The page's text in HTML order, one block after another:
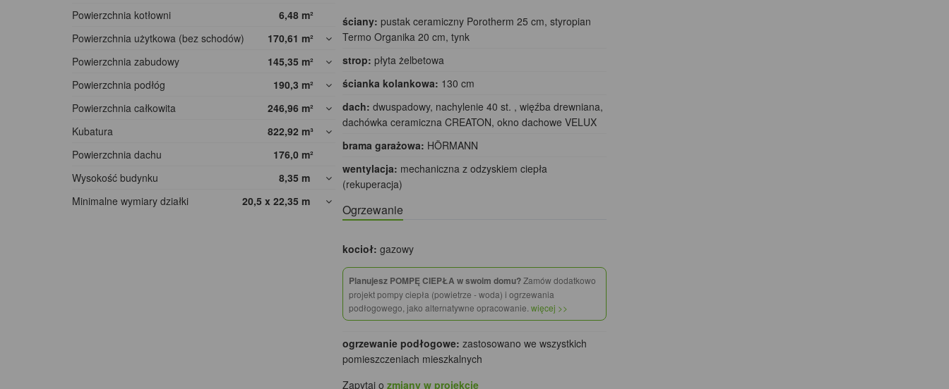
Powierzchnia kotłowni
6,48 m²
Powierzchnia użytkowa (bez schodów)
170,61 m²
Powierzchnia zabudowy
145,35 m²
Powierzchnia podłóg
190,3 m²
Powierzchnia całkowita
246,96 m²
Kubatura
822,92 m³
Powierzchnia dachu
176,0 m²
Wysokość budynku
8,35 m
Minimalne wymiary działki
20,5 x 22,35 m
ściany: pustak ceramiczny Porotherm 25 cm, styropian
Termo Organika 20 cm, tynk
strop: płyta żelbetowa
ścianka kolankowa: 130 cm
dach: dwuspadowy, nachylenie 40 st. , więźba drewniana,
dachówka ceramiczna CREATON, okno dachowe VELUX
brama garażowa: HÖRMANN
wentylacja: mechaniczna z odzyskiem ciepła
(rekuperacja)
Ogrzewanie
kocioł: gazowy
Planujesz POMPĘ CIEPŁA w swoim domu?Zamów dodatkowo
projekt pompy ciepła (powietrze - woda) i ogrzewania
podłogowego, jako alternatywne opracowanie.więcej >>
ogrzewanie podłogowe: zastosowano we wszystkich
pomieszczeniach mieszkalnych
Zapytaj ozmiany w projekcie